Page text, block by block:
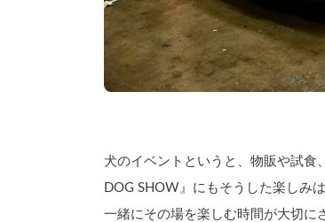
犬のイベントというと、物販や試食
DOG SHOW』にもそうした楽しみ
一緒にその場を楽しむ時間が大切に